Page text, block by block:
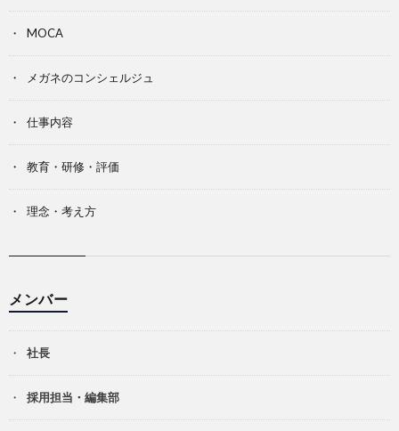
MOCA
メガネのコンシェルジュ
仕事内容
教育・研修・評価
理念・考え方
メンバー
社長
採用担当・編集部